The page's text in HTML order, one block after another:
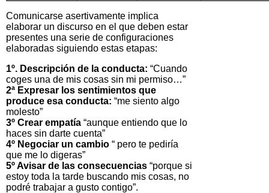
Comunicarse asertivamente implica
elaborar un discurso en el que deben estar
presentes una serie de configuraciones
elaboradas siguiendo estas etapas:
1º. Descripción de la conducta: “Cuando
coges una de mis cosas sin mi permiso…”
2ª Expresar los sentimientos que
produce esa conducta: “me siento algo
molesto”
3º Crear empatía “aunque entiendo que lo
haces sin darte cuenta”
4º Negociar un cambio “ pero te pediría
que me lo digeras”
5º Avisar de las consecuencias “porque si
estoy toda la tarde buscando mis cosas, no
podré trabajar a gusto contigo”.